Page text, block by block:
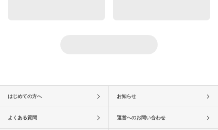
はじめての方へ お知らせ
よくある質問 運営へのお問い合わせ